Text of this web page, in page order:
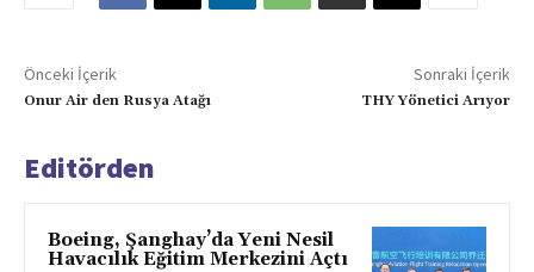
Önceki İçerik
Onur Air den Rusya Atağı
Sonraki İçerik
THY Yönetici Arıyor
Editörden
Boeing, Şanghay’da Yeni Nesil
Havacılık Eğitim Merkezini Açtı